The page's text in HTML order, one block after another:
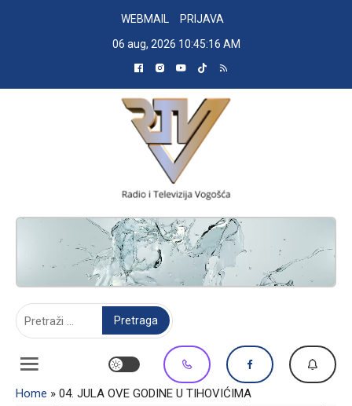
WEBMAIL
PRIJAVA
06 aug, 2026 10:45:16 AM
RADIO TELEVIZIJA VOGOŠĆA
Home » 04. JULA OVE GODINE U TIHOVIĆIMA